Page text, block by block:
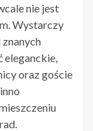
nie jest
Wystarczy
oraz goście